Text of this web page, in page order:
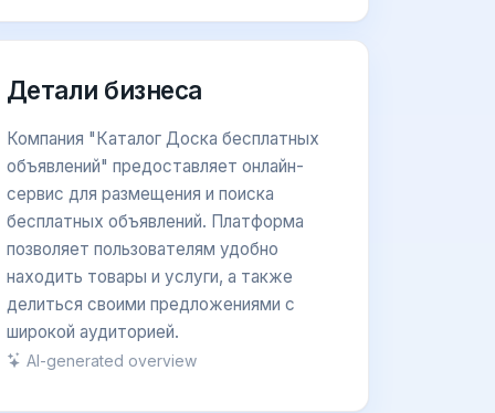
Детали бизнеса
Компания "Каталог Доска бесплатных
объявлений" предоставляет онлайн-
сервис для размещения и поиска
бесплатных объявлений. Платформа
позволяет пользователям удобно
находить товары и услуги, а также
делиться своими предложениями с
широкой аудиторией.
AI-generated overview